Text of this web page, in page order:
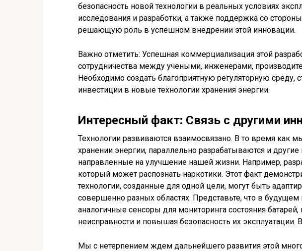
безопасность новой технологии в реальных условиях
исследования и разработки, а также поддержка со
решающую роль в успешном внедрении этой инновации.
Важно отметить: Успешная коммерциализация этой
сотрудничества между учеными, инженерами,
Необходимо создать благоприятную регуляторную
инвестиции в новые технологии хранения энергии.
Интересный факт: Связь с другими
Технологии развиваются взаимосвязано. В то время как
хранении энергии, параллельно разрабатываются и
направленные на улучшение нашей жизни. Например,
который может распознать наркотики. Этот факт
технологии, созданные для одной цели, могут быть
совершенно разных областях. Представьте, что в
аналогичные сенсоры для мониторинга состояния
неисправности и повышая безопасность их
Мы с нетерпением ждем дальнейшего развития этой